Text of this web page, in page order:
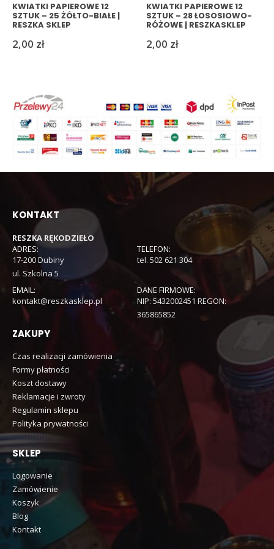
KWIATKI PAPIEROWE 12
SZTUK – 25 ŻÓŁTO-BIAŁE |
RESZKA SKLEP
2,00 zł
KWIATKI PAPIEROWE 12
SZTUK – 28 ŁOSOSIOWO-
RÓŻOWE | RESZKASKLEP
2,00 zł
KONTAKT
RESZKA RĘKODZIEŁO
ADRES:
17-200 Dubiny
ul. Szkolna 5
TELEFON:
tel. 502 621 304
EMAIL:
kontakt@reszkasklep.pl
DANE FIRMOWE:
NIP: 5432002451 REGON:
365865852
ZAKUPY
Czas realizacji zamówienia
Formy płatności
Koszt dostawy
Reklamacje i zwroty
Regulamin sklepu
Polityka prywatności
SKLEP
Logowanie
Zamówienie
Koszyk
Blog
Kontakt